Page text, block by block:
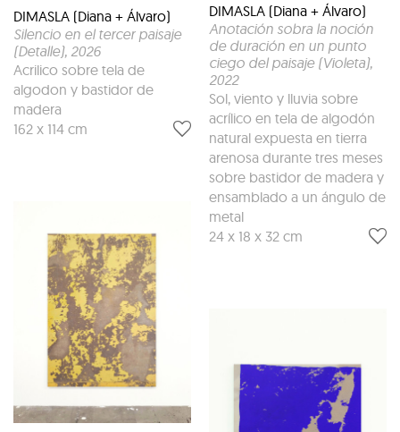
DIMASLA (Diana + Álvaro)
Silencio en el tercer paisaje
(Detalle), 2026
Acrilico sobre tela de
algodon y bastidor de
madera
162 x 114 cm
DIMASLA (Diana + Álvaro)
Anotación sobra la noción
de duración en un punto
ciego del paisaje (Violeta),
2022
Sol, viento y lluvia sobre
acrílico en tela de algodón
natural expuesta en tierra
arenosa durante tres meses
sobre bastidor de madera y
ensamblado a un ángulo de
metal
24 x 18 x 32 cm